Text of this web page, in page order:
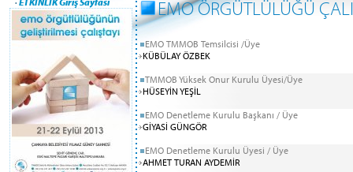
EMO ÖRGÜTLÜLÜĞÜ
EMO TMMOB Temsilcisi /Üye
KÜBÜLAY ÖZBEK
TMMOB Yüksek Onur Kurulu Üyesi/Üye
HÜSEYİN YEŞİL
EMO Denetleme Kurulu Başkanı / Üye
GİYASİ GÜNGÖR
EMO Denetleme Kurulu Üyesi / Üye
AHMET TURAN AYDEMİR